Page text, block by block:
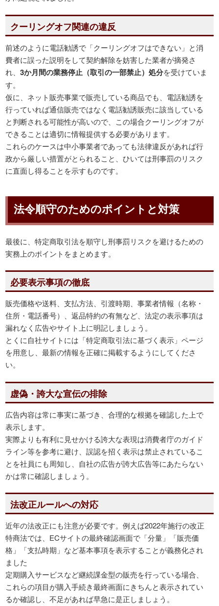
クーリングオフ関連の違反
前述のように電話勧誘で「クーリングオフはできない」と消
費者に誤った説明をして契約解除を妨害した業者が摘発さ
れ、3か月間の業務停止（取引の一部禁止）処分を受けていま
す。
仮に、ネット販売事業で販売している商品でも、電話勧誘を
行っていれば通信販売ではなく電話勧誘販売に該当している
と判断される可能性が高いので、この場合クーリングオフが
できることは適切に情報提供する必要があります。
これらのケースは中小事業者であっても法律違反があれば行
政から厳しい措置がとられること、ひいては刑事罰のリスク
に直面し得ることを示すものです。
法令順守のためのポイントと対策
最後に、特定商取引法を順守し刑事罰リスクを避けるための
実務上のポイントをまとめます。
必要表示事項の徹底
販売価格や送料、支払方法、引渡時期、事業者情報（名称・
住所・電話番号）、返品特約の有無など、法定の表示事項は
漏れなく広告やサイト上に明記しましょう。
とくに自社サイトには「特定商取引法に基づく表示」ページ
を用意し、最新の情報を正確に掲載するようにしてくださ
い。
虚偽・誇大な宣伝の排除
広告内容は常に事実に基づき、合理的な根拠を確認した上で
表示します。
実際よりも有利に見せかける誇大な表現は消費者庁のガイド
ライン等を参考に避け、誤認を招く表示は禁止されているこ
とを社員にも周知し、自社の広告が誇大広告等にあたらない
かは常に確認しましょう。
法改正ルールへの対応
近年の法改正にも注意が必要です。例えば2022年施行の改正
特商法では、ECサイトの最終確認画面で「分量」「販売価
格」「支払時期」など基本事項を表示することが義務化され
ました
定期購入サービスなど継続課金型の販売を行っている場合、
これらの項目が購入手続き最終画面にきちんと表示されてい
るか確認し、不足があれば早急に是正しましょう。